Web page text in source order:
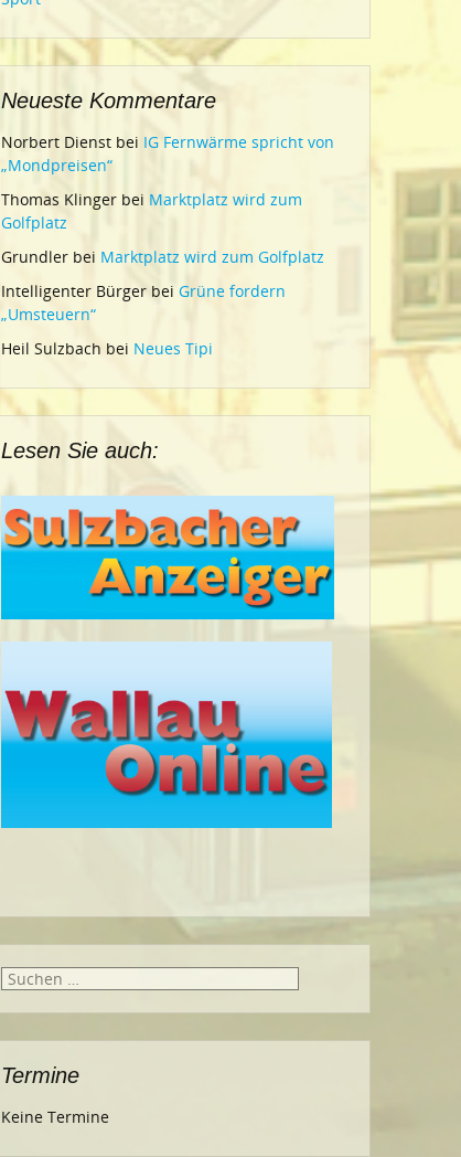
Neueste Kommentare
Norbert Dienst bei IG Fernwärme spricht von
„Mondpreisen“
Thomas Klinger bei Marktplatz wird zum
Golfplatz
Grundler bei Marktplatz wird zum Golfplatz
Intelligenter Bürger bei Grüne fordern
„Umsteuern“
Heil Sulzbach bei Neues Tipi
Lesen Sie auch:
Suche
Termine
Keine Termine